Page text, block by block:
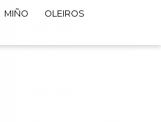
MIÑO
OLEIROS